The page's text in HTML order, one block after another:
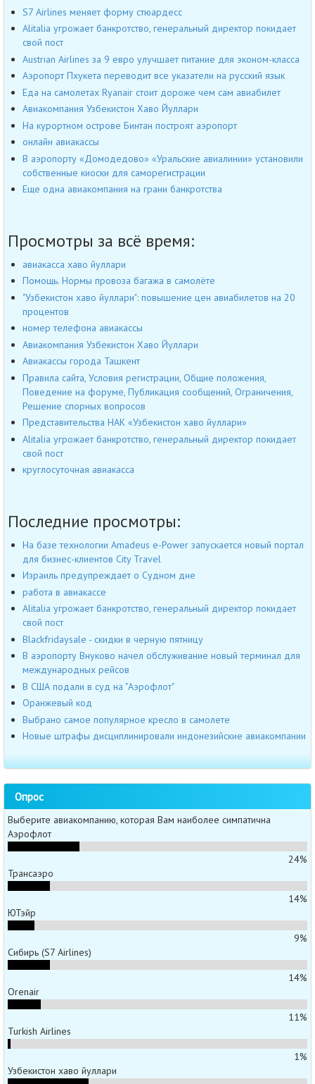
S7 Airlines меняет форму стюардесс
Alitalia угрожает банкротство, генеральный директор покидает
свой пост
Austrian Airlines за 9 евро улучшает питание для эконом-класса
Аэропорт Пхукета переводит все указатели на русский язык
Еда на самолетах Ryanair стоит дороже чем сам авиабилет
Авиакомпания Узбекистон Хаво Йуллари
На курортном острове Бинтан построят аэропорт
онлайн авиакассы
В аэропорту «Домодедово» «Уральские авиалинии» установили
собственные киоски для саморегистрации
Еще одна авиакомпания на грани банкротства
Просмотры за всё время:
авиакасса хаво йуллари
Помощь. Нормы провоза багажа в самолёте
"Узбекистон хаво йуллари": повышение цен авиабилетов на 20
процентов
номер телефона авиакассы
Авиакомпания Узбекистон Хаво Йуллари
Авиакассы города Ташкент
Правила сайта, Условия регистрации, Общие положения,
Поведение на форуме, Публикация сообщений, Ограничения,
Решение спорных вопросов
Представительства НАК «Узбекистон хаво йуллари»
Alitalia угрожает банкротство, генеральный директор покидает
свой пост
круглосуточная авиакасса
Последние просмотры:
На базе технологии Amadeus e-Power запускается новый портал
для бизнес-клиентов City Travel
Израиль предупреждает о Судном дне
работа в авиакассе
Alitalia угрожает банкротство, генеральный директор покидает
свой пост
Blackfridaysale - скидки в черную пятницу
В аэропорту Внуково начел обслуживание новый терминал для
международных рейсов
В США подали в суд на "Аэрофлот"
Оранжевый код
Выбрано самое популярное кресло в самолете
Новые штрафы дисциплинировали индонезийские авиакомпании
Опрос
Выберите авиакомпанию, которая Вам наиболее симпатична
Аэрофлот
24%
Трансаэро
14%
ЮТэйр
9%
Сибирь (S7 Airlines)
14%
Orenair
11%
Turkish Airlines
1%
Узбекистон хаво йуллари